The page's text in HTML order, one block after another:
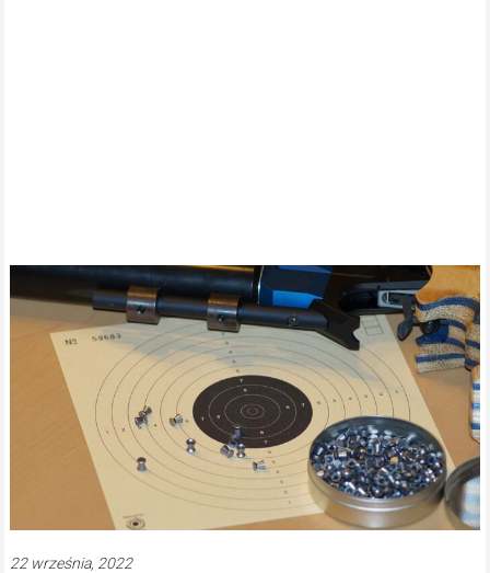
22 września, 2022